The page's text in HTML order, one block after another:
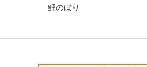
鯉のぼり